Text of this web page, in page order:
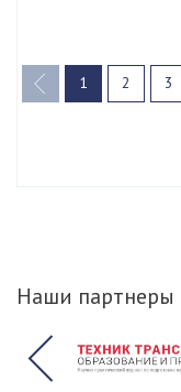
1(current)
2 3
Наши партнеры